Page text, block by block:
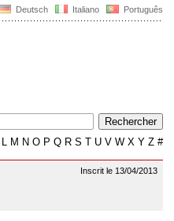
Deutsch Italiano Português
L M N O P Q R S T U V W X Y Z #
Inscrit le 13/04/2013